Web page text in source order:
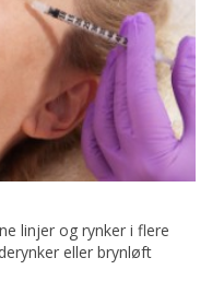
linjer og rynker i flere
eller brynløft